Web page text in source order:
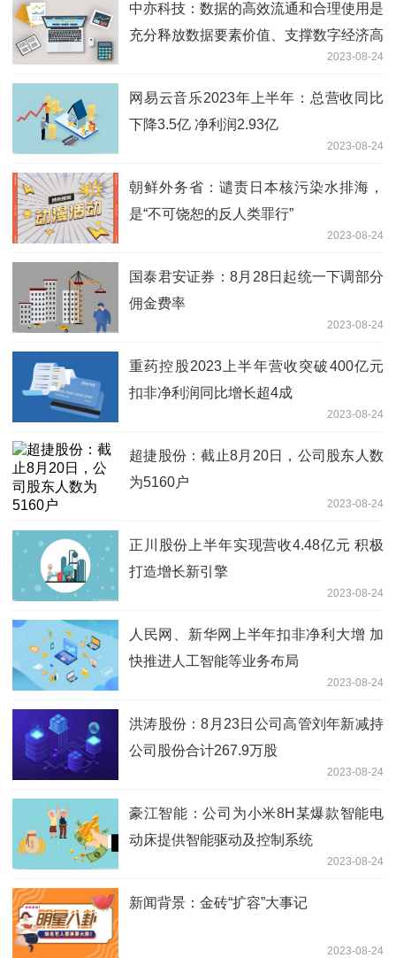
中亦科技：数据的高效流通和合理使用是
充分释放数据要素价值、支撑数字经济高
2023-08-24
网易云音乐2023年上半年：总营收同比
下降3.5亿 净利润2.93亿
2023-08-24
朝鲜外务省：谴责日本核污染水排海，
是“不可饶恕的反人类罪行”
2023-08-24
国泰君安证券：8月28日起统一下调部分
佣金费率
2023-08-24
重药控股2023上半年营收突破400亿元
扣非净利润同比增长超4成
2023-08-24
超捷股份：截止8月20日，公司股东人数
为5160户
2023-08-24
正川股份上半年实现营收4.48亿元 积极
打造增长新引擎
2023-08-24
人民网、新华网上半年扣非净利大增 加
快推进人工智能等业务布局
2023-08-24
洪涛股份：8月23日公司高管刘年新减持
公司股份合计267.9万股
2023-08-24
豪江智能：公司为小米8H某爆款智能电
动床提供智能驱动及控制系统
2023-08-24
新闻背景：金砖“扩容”大事记
2023-08-24